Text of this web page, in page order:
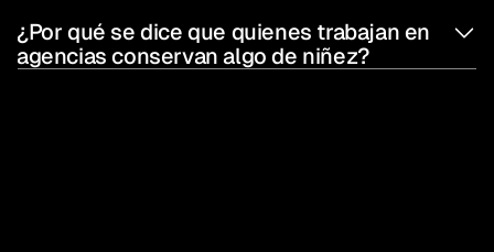
¿Por qué se dice que quienes trabajan en
agencias conservan algo de niñez?